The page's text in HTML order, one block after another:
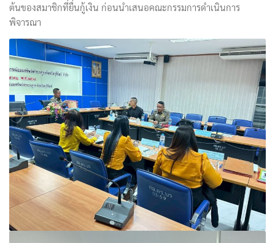
ต้นของสมาชิกที่ยื่นกู้เงิน ก่อนนำเสนอคณะกรรมการดำเนินการ
พิจารณา